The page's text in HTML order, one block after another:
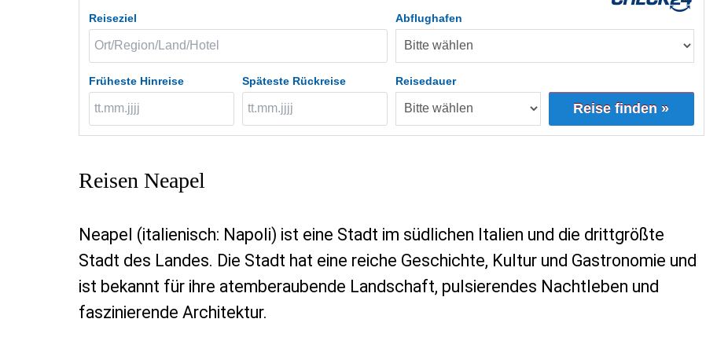
Reiseziel Abflughafen
Früheste Hinreise Späteste Rückreise Reisedauer
Reise finden »
Reisen Neapel
Neapel (italienisch: Napoli) ist eine Stadt im südlichen Italien und die drittgrößte
Stadt des Landes. Die Stadt hat eine reiche Geschichte, Kultur und Gastronomie und
ist bekannt für ihre atemberaubende Landschaft, pulsierendes Nachtleben und
faszinierende Architektur.